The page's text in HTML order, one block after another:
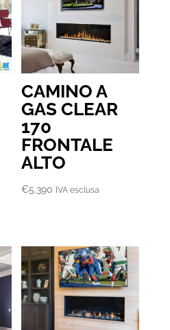
CAMINO A
GAS CLEAR
170
FRONTALE
ALTO
€5.390 IVA esclusa